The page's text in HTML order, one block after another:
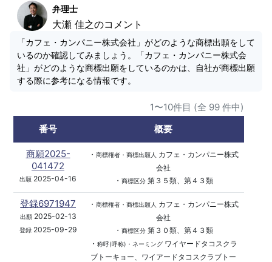
弁理士
大瀬 佳之のコメント
「カフェ・カンパニー株式会社」がどのような商標出願をして
いるのか確認してみましょう。「カフェ・カンパニー株式会
社」がどのような商標出願をしているのかは、自社が商標出願
する際に参考になる情報です。
1〜10件目 (全 99 件中)
番号
概要
商願2025-
041472
出願 2025-04-16
・ 商標権者・商標出願人
カフェ・カンパニー株式
会社
・ 商標区分第３５類、第４３類
登録6971947
出願2025-02-13
登録2025-09-29
・ 商標権者・商標出願人
カフェ・カンパニー株式
会社
・ 商標区分第３０類、第４３類
・ 称呼(呼称)・ネーミングワイヤードタコスクラ
ブトーキョー、ワイアードタコスクラブトー